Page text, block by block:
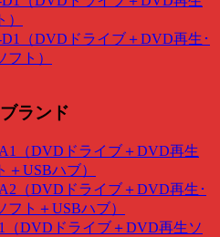
）
（DVDドライブ＋DVD再生･
フト）
ランド
（DVDドライブ＋DVD再生
＋USBハブ）
（DVDドライブ＋DVD再生･
フト＋USBハブ）
（DVDドライブ＋DVD再生ソ